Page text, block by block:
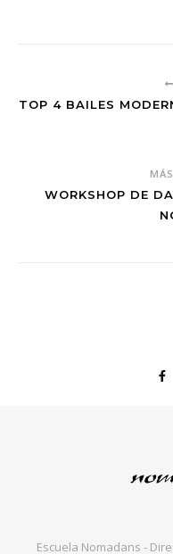
TOP 4 BAILES
WORKSHOP DE
Escuela Nomadans -